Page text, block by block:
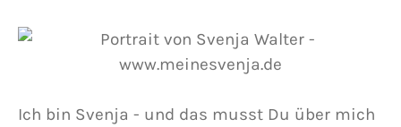
Ich bin Svenja - und das musst Du über mich